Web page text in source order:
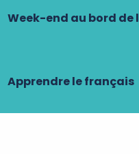
Week-end au bord de
Apprendre le français
et idées séjours
mail.